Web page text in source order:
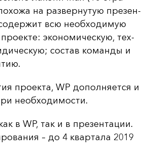
на раз­вер­ну­тую пре­зен­
всю не­об­хо­ди­мую
эко­но­ми­чес­кую, тех­
сос­тав ко­ман­ды и
про­ек­та, WP до­пол­ня­ет­ся и
не­об­хо­ди­мос­ти.
в WP, так и в пре­зен­та­ции.
– до 4 квар­та­ла 2019